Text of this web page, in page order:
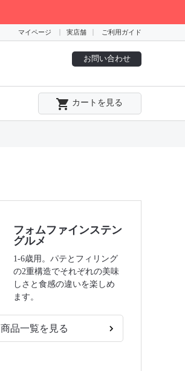
マイページ 実店舗 ご利用ガイド
お問い合わせ
local_grocery_store カートを見る
フォムファインステン
グルメ
1-6歳用。パテとフィリング
の2重構造でそれぞれの美味
しさと食感の違いを楽しめ
ます。
商品一覧を見る